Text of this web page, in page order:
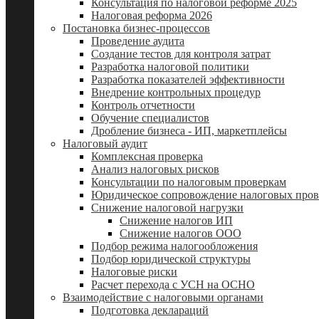
Консультация по налоговой реформе 2025
Налоговая реформа 2026
Постановка бизнес-процессов
Проведение аудита
Создание тестов для контроля затрат
Разработка налоговой политики
Разработка показателей эффективности
Внедрение контрольных процедур
Контроль отчетности
Обучение специалистов
Дробление бизнеса - ИП, маркетплейсы
Налоговый аудит
Комплексная проверка
Анализ налоговых рисков
Консультации по налоговым проверкам
Юридическое сопровождение налоговых
Снижение налоговой нагрузки
Снижение налогов ИП
Снижение налогов ООО
Подбор режима налогообложения
Подбор юридической структуры
Налоговые риски
Расчет перехода с УСН на ОСНО
Взаимодействие с налоговыми органами
Подготовка деклараций